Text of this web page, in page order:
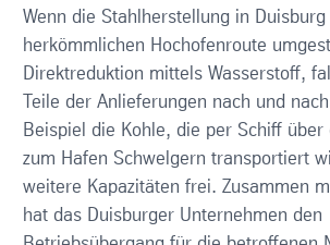
Wenn die Stahlherstellung in
herkömmlichen Hochofenroute
Direktreduktion mittels Wasserstoff,
Teile der Anlieferungen nach und
Beispiel die Kohle, die per Schiff über
zum Hafen Schwelgern transportiert
weitere Kapazitäten frei. Zusammen
hat das Duisburger Unternehmen den